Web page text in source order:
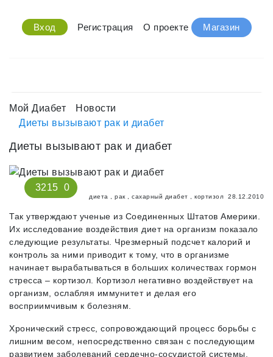
Вход Регистрация О проекте Магазин
Мой Диабет
Новости
Диеты вызывают рак и диабет
Диеты вызывают рак и диабет
3215 0
диета рак сахарный диабет кортизол 28.12.2010
Так утверждают ученые из Соединенных Штатов Америки.
Их исследование воздействия диет на организм показало
следующие результаты. Чрезмерный подсчет калорий и
контроль за ними приводит к тому, что в организме
начинает вырабатываться в больших количествах гормон
стресса – кортизол. Кортизол негативно воздействует на
организм, ослабляя иммунитет и делая его
восприимчивым к болезням.
Хронический стресс, сопровождающий процесс борьбы с
лишним весом, непосредственно связан с последующим
развитием заболеваний сердечно-сосудистой системы.